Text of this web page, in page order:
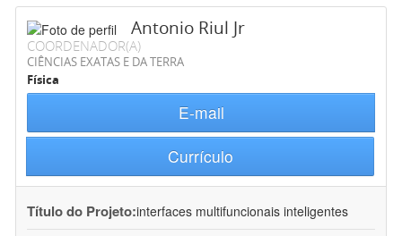
Antonio Riul Jr
COORDENADOR(A)
CIÊNCIAS EXATAS E DA TERRA
Física
E-mail
Currículo
Título do Projeto:interfaces multifuncionais inteligentes